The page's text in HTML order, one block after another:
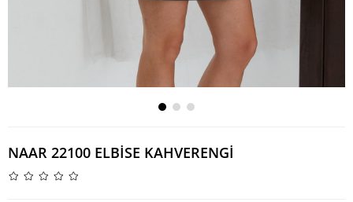
NAAR 22100 ELBİSE KAHVERENGİ